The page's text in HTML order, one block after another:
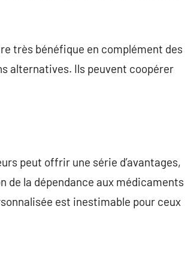
très bénéfique en complément des
alternatives. Ils peuvent coopérer
peut offrir une série d’avantages,
de la dépendance aux médicaments
est inestimable pour ceux